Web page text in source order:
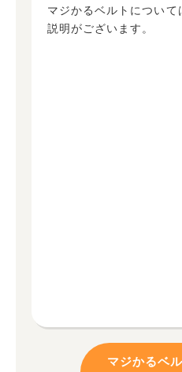
マジかるベルトについ
説明がございます。
マジかるベ